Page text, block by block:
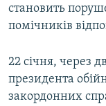
становить
помічників
22 січня, через
президента
закордонних